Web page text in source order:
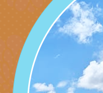
導及系
逆境少
員專
北、中
轉知社
礙聯
少意見
台灣
月至8
檢送行